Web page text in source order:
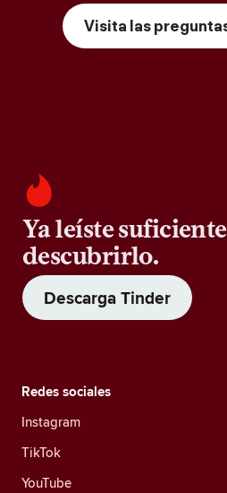
Visita las
Ya leíste
descubrirlo.
Descarga Tinder
Redes sociales
Instagram
TikTok
YouTube